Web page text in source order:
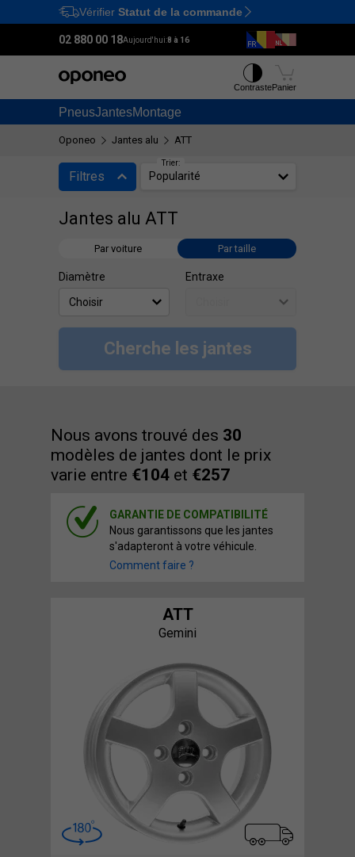
Ctrl M
Vérifier Statut de la commande
02 880 00 18Aujourd'hui:8 à 16
PneusJantesMontage
ContrastePanier
Oponeo Jantes alu ATT
Filtres
Jantes alu ATT
Par voiture Par taille
Diamètre Entraxe
Cherche les jantes
Nous avons trouvé des 30
modèles de jantes dont le prix
varie entre €104 et €257
Trier:
Popularité
GARANTIE DE COMPATIBILITÉ
Nous garantissons que les jantes
s'adapteront à votre véhicule.
Comment faire ?
ATT
Gemini